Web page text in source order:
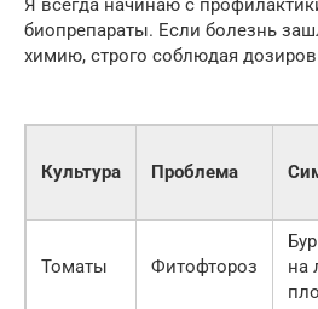
Я всегда начинаю с
биопрепараты. Если болезнь
химию, строго соблюдая
Культура Проблема
Томаты Фитофтороз
на